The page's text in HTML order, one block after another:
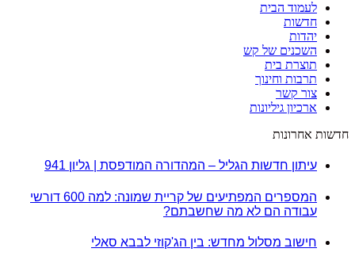
לעמוד הבית
חדשות
יהדות
השכנים של קש
תוצרת בית
תרבות וחינוך
צור קשר
ארכיון גיליונות
חדשות אחרונות
עיתון חדשות הגליל – המהדורה המודפסת | גליון 941
המספרים המפתיעים של קריית שמונה: למה 600 דורשי
עבודה הם לא מה שחשבתם?
חישוב מסלול מחדש: בין הג'קוזי לבבא סאלי